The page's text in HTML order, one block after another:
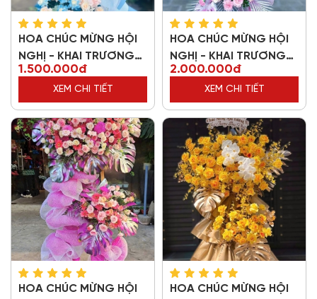
HOA CHÚC MỪNG HỘI
NGHỊ - KHAI TRƯƠNG
18528
1.500.000đ
XEM CHI TIẾT
HOA CHÚC MỪNG HỘI
NGHỊ - KHAI TRƯƠNG
39781
2.000.000đ
XEM CHI TIẾT
HOA CHÚC MỪNG HỘI
HOA CHÚC MỪNG HỘI